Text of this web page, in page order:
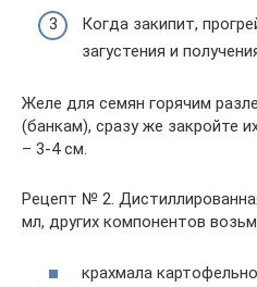
Когда закипит,
загустения и
Желе для семян горячим
(банкам), сразу же закройте
– 3-4 см.
Рецепт № 2.
мл, других компонентов
крахмала